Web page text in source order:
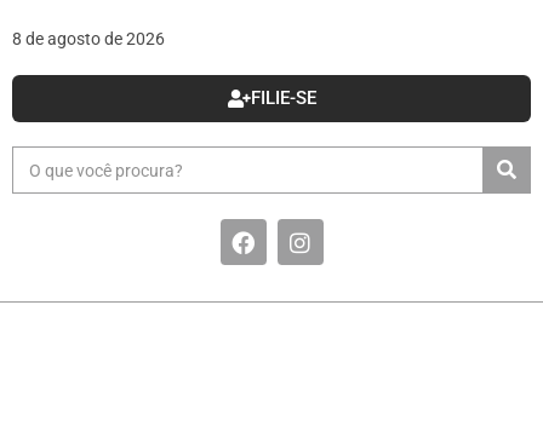
8 de agosto de 2026
FILIE-SE